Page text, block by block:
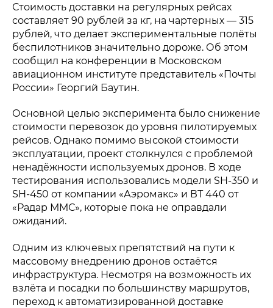
Стоимость доставки на регулярных рейсах
составляет 90 рублей за кг, на чартерных — 315
рублей, что делает экспериментальные полёты
беспилотников значительно дороже. Об этом
сообщил на конференции в Московском
авиационном институте представитель «Почты
России» Георгий Баутин.
Основной целью эксперимента было снижение
стоимости перевозок до уровня пилотируемых
рейсов. Однако помимо высокой стоимости
эксплуатации, проект столкнулся с проблемой
ненадёжности используемых дронов. В ходе
тестирования использовались модели SH-350 и
SH-450 от компании «Аэромакс» и ВТ 440 от
«Радар ММС», которые пока не оправдали
ожиданий.
Одним из ключевых препятствий на пути к
массовому внедрению дронов остаётся
инфраструктура. Несмотря на возможность их
взлёта и посадки по большинству маршрутов,
переход к автоматизированной доставке